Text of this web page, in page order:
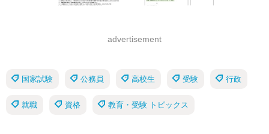
advertisement
国家試験 公務員 高校生 受験 行政
就職 資格 教育・受験 トピックス